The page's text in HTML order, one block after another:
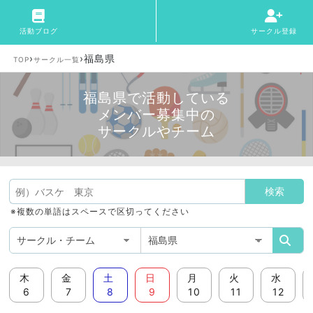
活動ブログ サークル登録
TOP›サークル一覧 ›福島県
福島県で活動している
メンバー募集中の
サークルやチーム
※複数の単語はスペースで区切ってください
木
6
金
7
土
8
日
9
月
10
火
11
水
12